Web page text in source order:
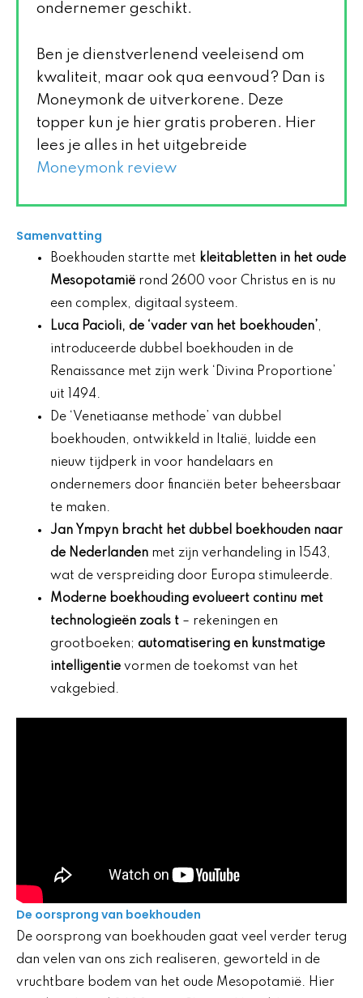
ondernemer geschikt.
Ben je dienstverlenend veeleisend om
kwaliteit, maar ook qua eenvoud? Dan is
Moneymonk de uitverkorene. Deze
topper kun je hier gratis proberen. Hier
lees je alles in het uitgebreide
Moneymonk review
Samenvatting
Boekhouden startte met kleitabletten in het oude
Mesopotamië rond 2600 voor Christus en is nu
een complex, digitaal systeem.
Luca Pacioli, de ‘vader van het boekhouden’ ,
introduceerde dubbel boekhouden in de
Renaissance met zijn werk ‘Divina Proportione’
uit 1494.
De ‘Venetiaanse methode’ van dubbel
boekhouden, ontwikkeld in Italië, luidde een
nieuw tijdperk in voor handelaars en
ondernemers door financiën beter beheersbaar
te maken.
Jan Ympyn bracht het dubbel boekhouden naar
de Nederlanden met zijn verhandeling in 1543,
wat de verspreiding door Europa stimuleerde.
Moderne boekhouding evolueert continu met
technologieën zoals t – rekeningen en
grootboeken; automatisering en kunstmatige
intelligentie vormen de toekomst van het
vakgebied.
De oorsprong van boekhouden
De oorsprong van boekhouden gaat veel verder terug
dan velen van ons zich realiseren, geworteld in de
vruchtbare bodem van het oude Mesopotamië. Hier